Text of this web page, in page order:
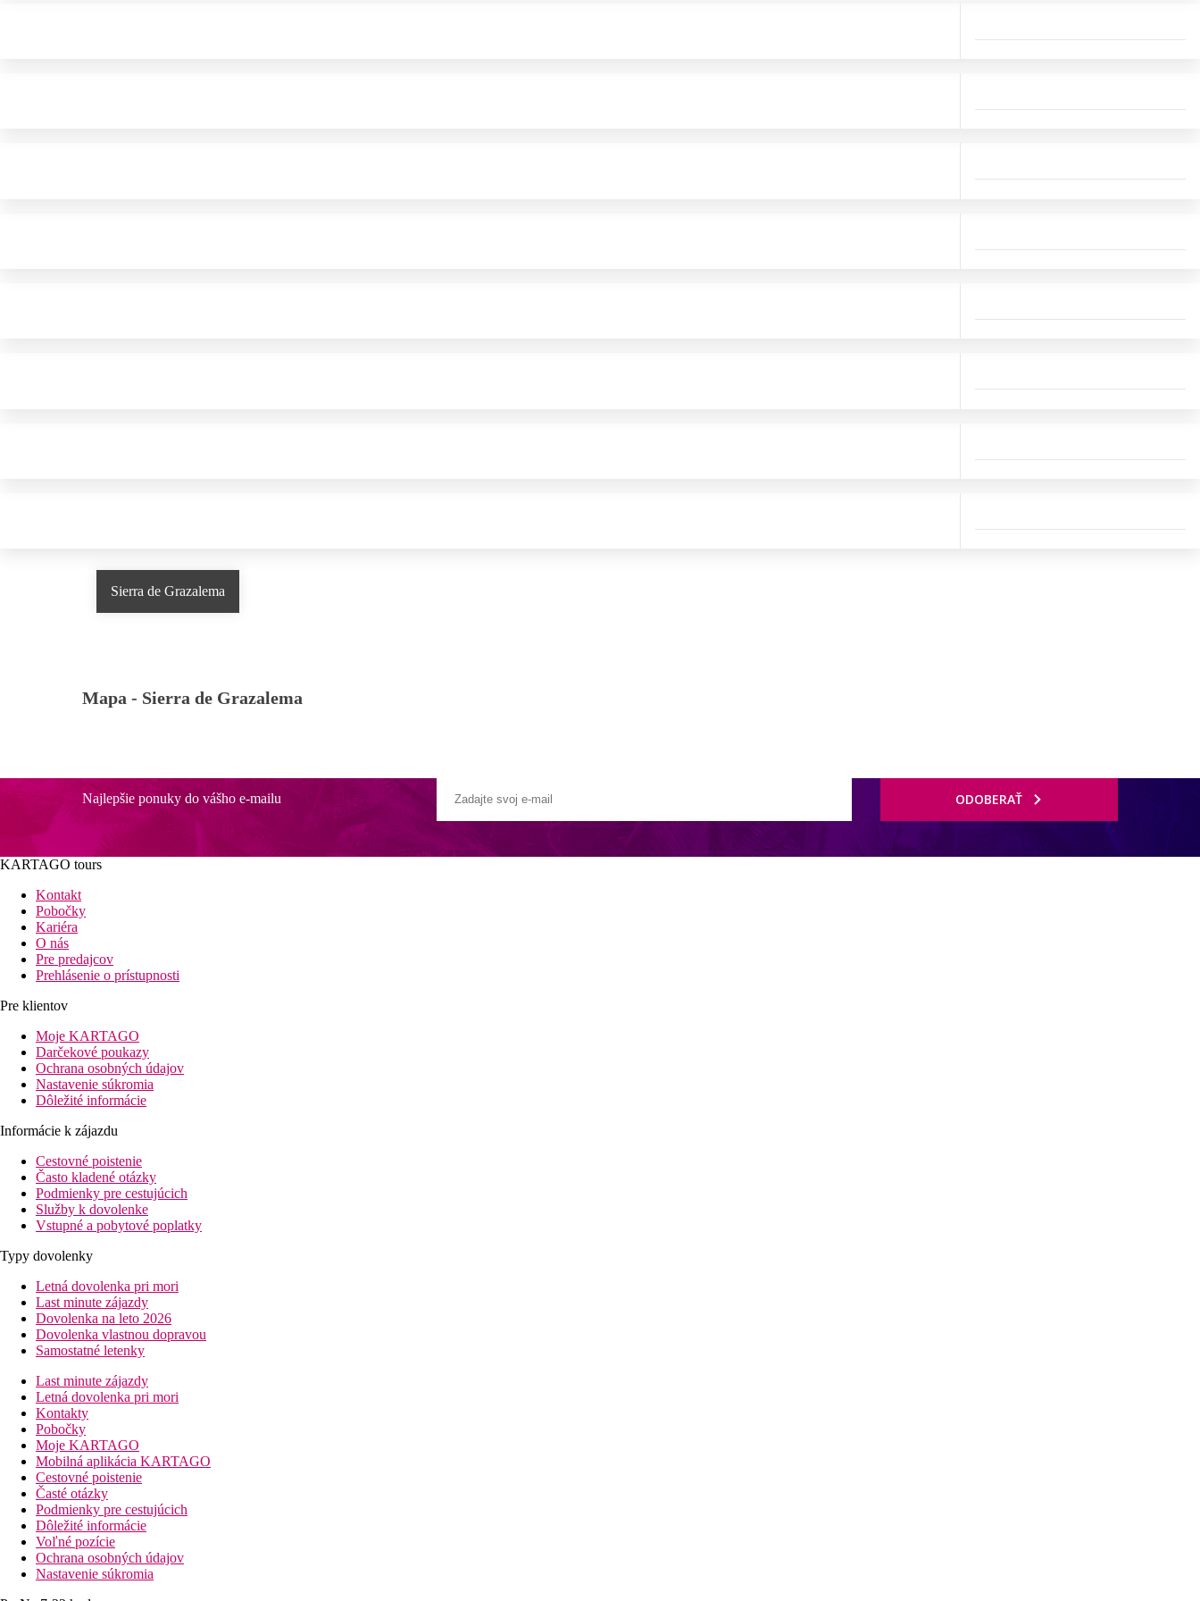
Sierra de Grazalema
Mapa - Sierra de Grazalema
Najlepšie ponuky do vášho e-mailu ODOBERAŤ
KARTAGO tours
Kontakt
Pobočky
Kariéra
O nás
Pre predajcov
Prehlásenie o prístupnosti
Pre klientov
Moje KARTAGO
Darčekové poukazy
Ochrana osobných údajov
Nastavenie súkromia
Dôležité informácie
Informácie k zájazdu
Cestovné poistenie
Často kladené otázky
Podmienky pre cestujúcich
Služby k dovolenke
Vstupné a pobytové poplatky
Typy dovolenky
Letná dovolenka pri mori
Last minute zájazdy
Dovolenka na leto 2026
Dovolenka vlastnou dopravou
Samostatné letenky
Last minute zájazdy
Letná dovolenka pri mori
Kontakty
Pobočky
Moje KARTAGO
Mobilná aplikácia KARTAGO
Cestovné poistenie
Časté otázky
Podmienky pre cestujúcich
Dôležité informácie
Voľné pozície
Ochrana osobných údajov
Nastavenie súkromia